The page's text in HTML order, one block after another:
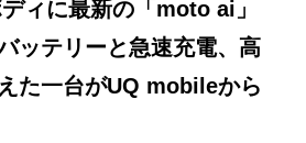
ィに最新の「moto ai」
ッテリーと急速充電、高
た一台がUQ mobileから